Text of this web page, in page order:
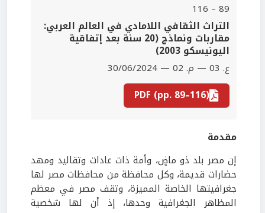
89 – 116
التراث الثقافي اللامادي في العالم العربي:
مقاربات ونماذج (20 سنة بعد إتفاقية
اليونيسكو 2003)
ع. 03 — م. 02 — 30/06/2024
PDF (pp. 89–116)
مقدمة
إن مصر بلد ذو ماضٍ، وأمة ذات عادات وتقاليد ومهد
حضارات قديمة، وكل محافظة من محافظات مصر لها
جغرافيتها الخاصة المميزة، وتقف مصر في معظم
المظاهر الجغرافية وحدها، إذ أن لها شخصية